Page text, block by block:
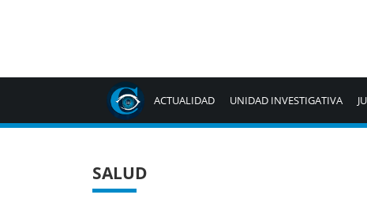
ACTUALIDAD UNIDAD INVESTIGATIVA
SALUD